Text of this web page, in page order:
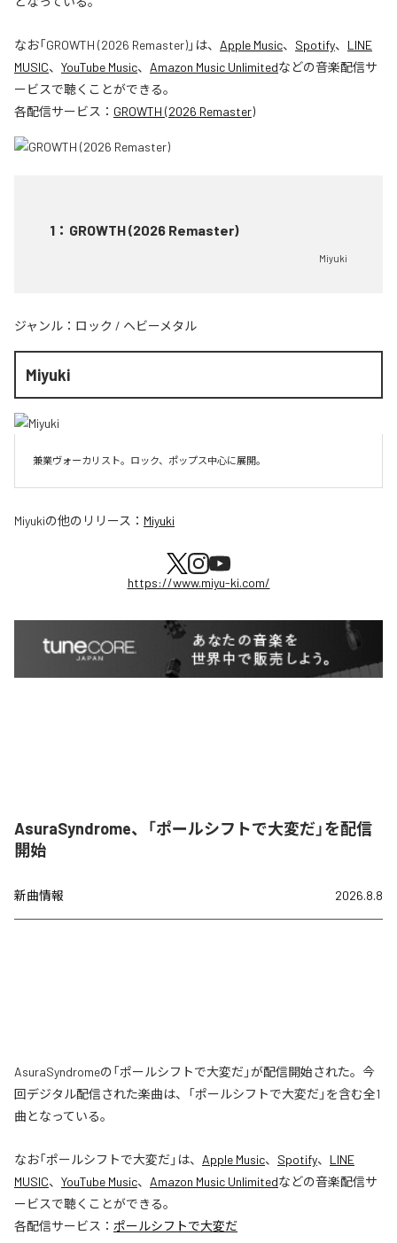
なお「GROWTH (2026 Remaster)」は、 Apple Music、 Spotify、 LINE
MUSIC、 YouTube Music、 Amazon Music Unlimitedなどの音楽配信サ
ービスで聴くことができる。
各配信サービス： GROWTH (2026 Remaster)
1 ： GROWTH (2026 Remaster)
Miyuki
ジャンル： ロック / ヘビーメタル
Miyuki
兼業ヴォーカリスト。ロック、ポップス中心に展開。
Miyukiの他のリリース： Miyuki
https://www.miyu-ki.com/
AsuraSyndrome、「ポールシフトで大変だ」を配信
開始
新曲情報 2026.8.8
AsuraSyndromeの「ポールシフトで大変だ」が配信開始された。今
回デジタル配信された楽曲は、「ポールシフトで大変だ」を含む全1
曲となっている。
なお「ポールシフトで大変だ 」は、 Apple Music、 Spotify、 LINE
MUSIC、 YouTube Music、 Amazon Music Unlimitedなどの音楽配信サ
ービスで聴くことができる。
各配信サービス： ポールシフトで大変だ